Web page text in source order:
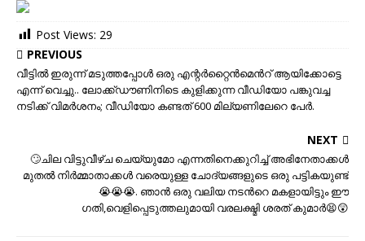
Post Views: 29
PREVIOUS
വീട്ടില്‍ ഇരുന്ന് മടുത്തപ്പോള്‍ ഒരു എന്റര്‍റ്റൈന്‍മെന്‍റ് ആയിക്കോട്ടെ
എന്ന് വെച്ചു.. ലോക്ക്ഡൗണിനിടെ കുളിക്കുന്ന വീഡിയോ പങ്കുവച്ച
നടിക്ക് വിമർശനം; വീഡിയോ കണ്ടത് 600 മില്യണിലേറെ പേർ.
NEXT
🙄ചില വിട്ടുവീഴ്ച ചെയ്യുമോ എന്നതിനെക്കുറിച്ച് അഭിനേതാക്കൾ
മുതൽ നിർമ്മാതാക്കൾ വരെയുള്ള ചോദ്യങ്ങളുടെ ഒരു പട്ടികയുണ്ട്
😭😭😭. ഞാന്‍ ഒരു വലിയ നടന്‍റെ മകളായിട്ടും ഈ
ഗതി,വെളിപ്പെടുത്തലുമായി വരലക്ഷ്മി ശരത് കുമാർ😫😲